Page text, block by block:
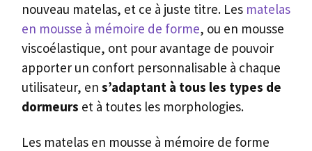
nouveau matelas, et ce à juste titre. Les matelas
en mousse à mémoire de forme, ou en mousse
viscoélastique, ont pour avantage de pouvoir
apporter un confort personnalisable à chaque
utilisateur, en s’adaptant à tous les types de
dormeurs et à toutes les morphologies.
Les matelas en mousse à mémoire de forme